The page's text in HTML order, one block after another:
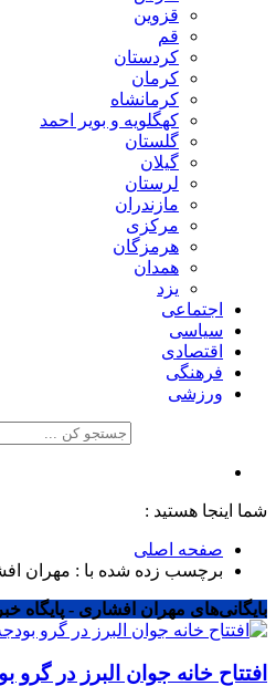
قزوین
قم
کردستان
کرمان
کرمانشاه
کهگلویه و بویر احمد
گلستان
گیلان
لرستان
مازندران
مرکزی
هرمزگان
همدان
یزد
اجتماعی
سیاسی
اقتصادی
فرهنگی
ورزشی
شما اینجا هستید :
صفحه اصلی
برچسب زده شده با : مهران
بایگانی‌های مهران افشاری - پایگاه
افتتاح خانه جوان البرز در گرو